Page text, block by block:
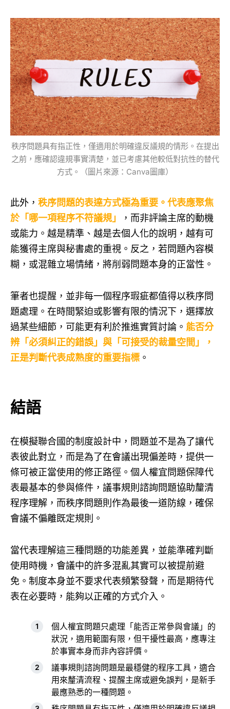
秩序問題具有指正性，僅適用於明確違反議規的情形。在提出
之前，應確認違規事實清楚，並已考慮其他較低對抗性的替代
方式。（圖片來源：Canva圖庫）
此外， 秩序問題的表達方式極為重要。代表應聚焦
於「哪一項程序不符議規」
，而非評論主席的動機
或能力。越是精準、越是去個人化的說明，越有可
能獲得主席與秘書處的重視。反之，若問題內容模
糊，或混雜立場情緒，將削弱問題本身的正當性。
筆者也提醒，並非每一個程序瑕疵都值得以秩序問
題處理。在時間緊迫或影響有限的情況下，選擇放
過某些細節，可能更有利於推進實質討論。 能否分
辨「必須糾正的錯誤」與「可接受的裁量空間」，
正是判斷代表成熟度的重要指標 。
結語
在模擬聯合國的制度設計中，問題並不是為了讓代
表彼此對立，而是為了在會議出現偏差時，提供一
條可被正當使用的修正路徑。個人權宜問題保障代
表最基本的參與條件，議事規則諮詢問題協助釐清
程序理解，而秩序問題則作為最後一道防線，確保
會議不偏離既定規則。
當代表理解這三種問題的功能差異，並能準確判斷
使用時機，會議中的許多混亂其實可以被提前避
免。制度本身並不要求代表頻繁發聲，而是期待代
表在必要時，能夠以正確的方式介入。
個人權宜問題只處理「能否正常參與會議」的
狀況，適用範圍有限，但干擾性最高，應專注
於事實本身而非內容評價。
議事規則諮詢問題是最穩健的程序工具，適合
用來釐清流程、提醒主席或避免誤判，是新手
最應熟悉的一種問題。